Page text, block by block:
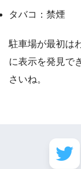
タバコ：禁煙
駐車場が最初は
に表示を発見で
さいね。